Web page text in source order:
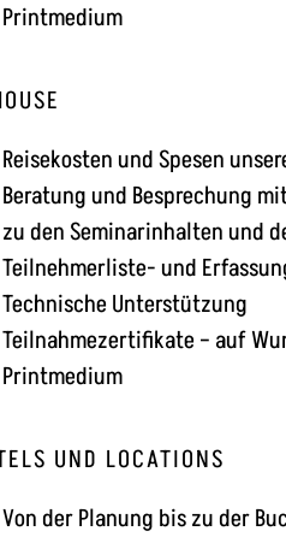
Printmedium
Reisekosten und Spesen
Beratung und Besprechung
zu den Seminarinhalten und
Teilnehmerliste- und
Technische Unterstützung
Teilnahmezertifikate – auf
Printmedium
UND LOCATIONS
Von der Planung bis zu der